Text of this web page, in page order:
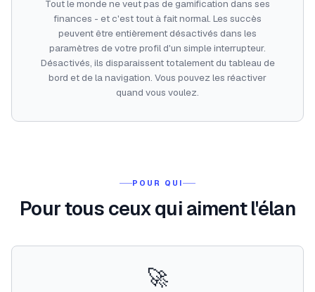
Tout le monde ne veut pas de gamification dans ses
finances - et c'est tout à fait normal. Les succès
peuvent être entièrement désactivés dans les
paramètres de votre profil d'un simple interrupteur.
Désactivés, ils disparaissent totalement du tableau de
bord et de la navigation. Vous pouvez les réactiver
quand vous voulez.
POUR QUI
Pour tous ceux qui aiment l'élan
🚀